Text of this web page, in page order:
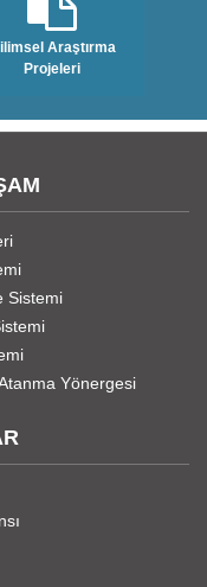
Araştırma
Projeleri
Sistemi
Yönergesi